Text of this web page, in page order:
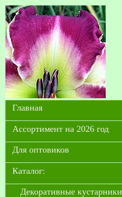
Главная
Ассортимент на 2026 год
Для оптовиков
Каталог:
Декоративные кустарники